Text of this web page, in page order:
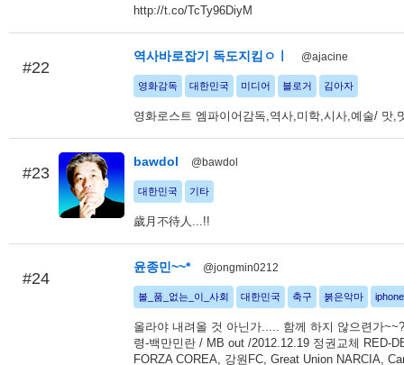
http://t.co/TcTy96DiyM
#22
역사바로잡기 독도지킴ㅇㅣ @ajacine
영화감독 대한민국 미디어 블로거 김아자
영화로스트 엠파이어감독,역사,미학,시사,예술/ 맛,
#23
bawdol @bawdol
대한민국 기타
歲月不待人...!!
#24
윤종민~~* @jongmin0212
볼_품_없는_이_사회 대한민국 축구 붉은악마 iphone
올라야 내려올 것 아닌가..... 함께 하지 않으련가
령-백만민란 / MB out /2012.12.19 정권교체 RED-
FORZA COREA, 강원FC, Great Union NARCIA,